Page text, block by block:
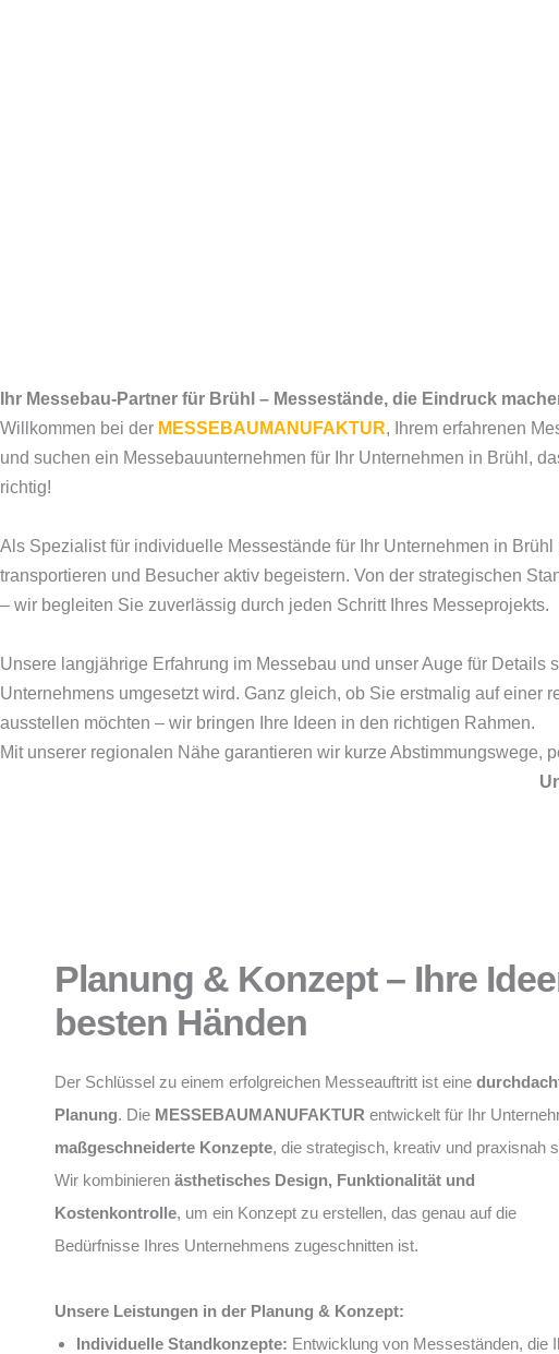
Ihr Messebau-Partner für Brühl – Messestände, die Eindruck
Willkommen bei der MESSEBAUMANUFAKTUR, Ihrem erfahrenen
und suchen ein Messebauunternehmen für Ihr Unternehmen in Brühl,
richtig!
Als Spezialist für individuelle Messestände für Ihr Unternehmen in
transportieren und Besucher aktiv begeistern. Von der strategischen
– wir begleiten Sie zuverlässig durch jeden Schritt Ihres Messeprojekts.
Unsere langjährige Erfahrung im Messebau und unser Auge für Details
Unternehmens umgesetzt wird. Ganz gleich, ob Sie erstmalig auf
ausstellen möchten – wir bringen Ihre Ideen in den richtigen Rahmen.
Mit unserer regionalen Nähe garantieren wir kurze
Planung & Konzept – Ihre
besten Händen
Der Schlüssel zu einem erfolgreichen Messeauftritt ist eine
Planung. Die MESSEBAUMANUFAKTUR entwickelt für Ihr
maßgeschneiderte Konzepte, die strategisch, kreativ und praxisnah
Wir kombinieren ästhetisches Design, Funktionalität und
Kostenkontrolle, um ein Konzept zu erstellen, das genau auf die
Bedürfnisse Ihres Unternehmens zugeschnitten ist.
Unsere Leistungen in der Planung & Konzept:
Individuelle Standkonzepte: Entwicklung von Messeständen, die